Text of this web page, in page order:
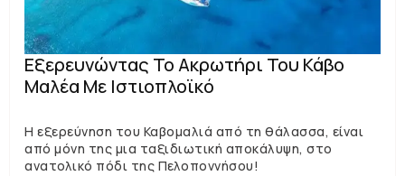
Εξερευνώντας Το Ακρωτήρι Του Κάβο
Μαλέα Με Ιστιοπλοϊκό
Η εξερεύνηση του Καβομαλιά από τη θάλασσα, είναι
από μόνη της μια ταξιδιωτική αποκάλυψη, στο
ανατολικό πόδι της Πελοποννήσου!